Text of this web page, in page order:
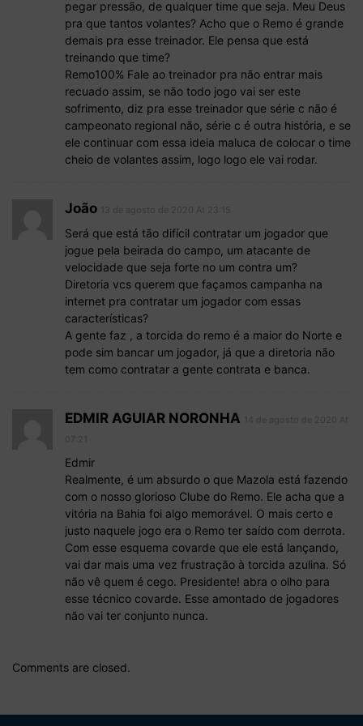
pegar pressão, de qualquer time que seja. Meu Deus
pra que tantos volantes? Acho que o Remo é grande
demais pra esse treinador. Ele pensa que está
treinando que time?
Remo100% Fale ao treinador pra não entrar mais
recuado assim, se não todo jogo vai ser este
sofrimento, diz pra esse treinador que série c não é
campeonato regional não, série c é outra história, e se
ele continuar com essa ideia maluca de colocar o time
cheio de volantes assim, logo logo ele vai rodar.
João
Será que está tão difícil contratar um jogador que
jogue pela beirada do campo, um atacante de
velocidade que seja forte no um contra um?
Diretoria vcs querem que façamos campanha na
internet pra contratar um jogador com essas
características?
A gente faz , a torcida do remo é a maior do Norte e
pode sim bancar um jogador, já que a diretoria não
tem como contratar a gente contrata e banca.
EDMIR AGUIAR NORONHA
Edmir
Realmente, é um absurdo o que Mazola está fazendo
com o nosso glorioso Clube do Remo. Ele acha que a
vitória na Bahia foi algo memorável. O mais certo e
justo naquele jogo era o Remo ter saído com derrota.
Com esse esquema covarde que ele está lançando,
vai dar mais uma vez frustração à torcida azulina. Só
não vê quem é cego. Presidente! abra o olho para
esse técnico covarde. Esse amontado de jogadores
não vai ter conjunto nunca.
Comments are closed.